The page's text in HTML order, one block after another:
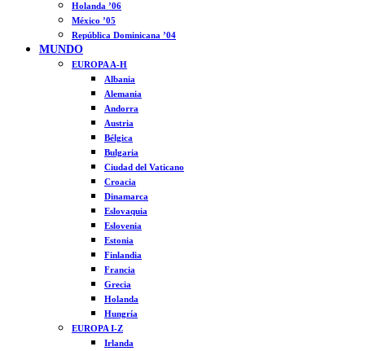
Holanda ’06
México ’05
República Dominicana ’04
MUNDO
EUROPA A-H
Albania
Alemania
Andorra
Austria
Bélgica
Bulgaria
Ciudad del Vaticano
Croacia
Dinamarca
Eslovaquia
Eslovenia
Estonia
Finlandia
Francia
Grecia
Holanda
Hungría
EUROPA I-Z
Irlanda